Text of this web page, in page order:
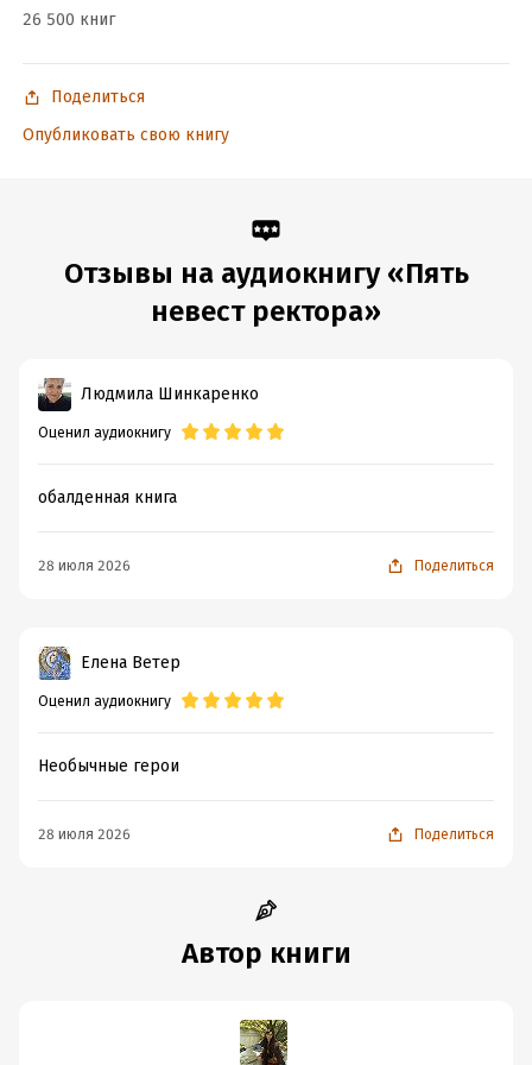
Три флакона авантюры
Тайна василиска
Подробная информация
1 января 2026
ISBN (EAN):9785042484698
26 500 книг
Поделиться
Опубликовать свою книгу
Отзывы на аудиокнигу «Пять
невест ректора»
Людмила Шинкаренко
Оценил аудиокнигу
обалденная книга
28 июля 2026 Поделиться
Елена Ветер
Оценил аудиокнигу
Необычные герои
28 июля 2026 Поделиться
Автор книги